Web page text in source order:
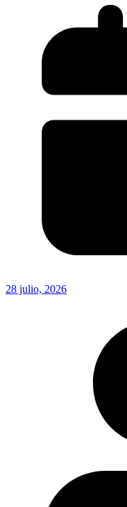
28 julio, 2026